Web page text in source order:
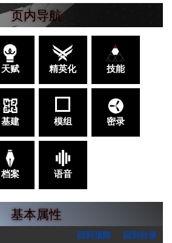
页内导航
天赋 精英化 技能
基建 模组 密录
档案 语音
基本属性
回到顶部 回到目录